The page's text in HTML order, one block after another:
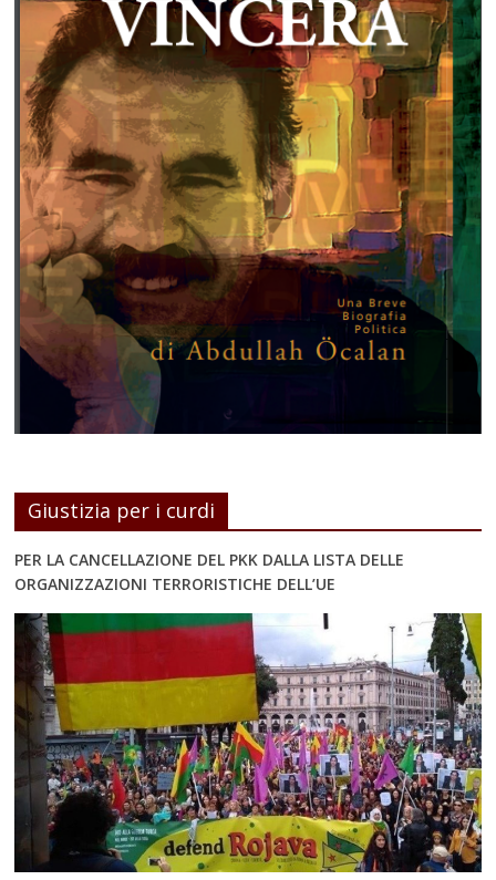
Giustizia per i curdi
PER LA CANCELLAZIONE DEL PKK DALLA LISTA DELLE
ORGANIZZAZIONI TERRORISTICHE DELL’UE